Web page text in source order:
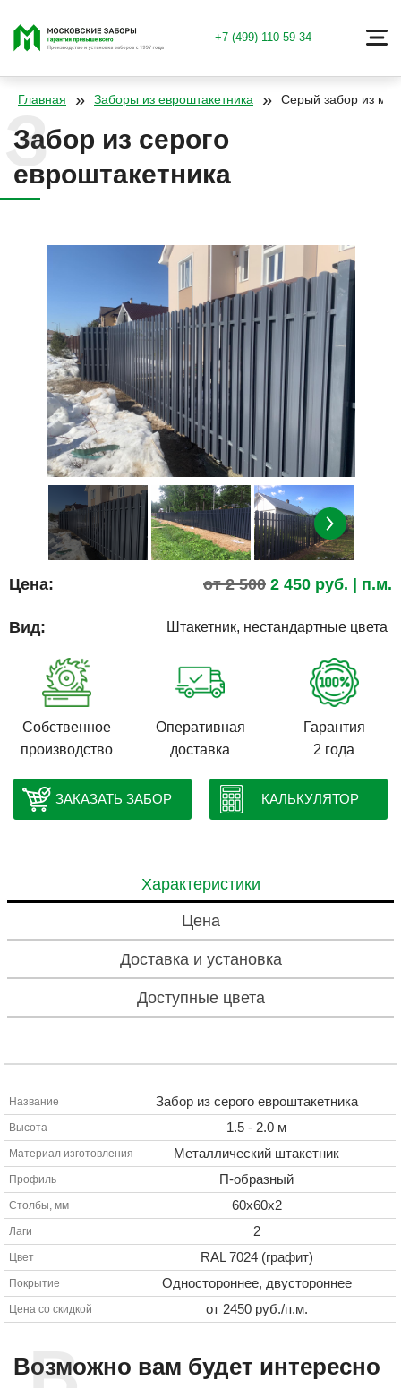
+7 (499) 110-59-34
Главная » Заборы из евроштакетника » Серый забор из
Забор из серого
евроштакетника
Цена: от 2 500 2 450 руб. | п.м.
Вид: Штакетник, нестандартные цвета
Собственное
производство
Оперативная
доставка
Гарантия
2 года
ЗАКАЗАТЬ ЗАБОР КАЛЬКУЛЯТОР
Характеристики
Цена
Доставка и установка
Доступные цвета
Название Забор из серого евроштакетника
Высота 1.5 - 2.0 м
Материал изготовления Металлический штакетник
Профиль П-образный
Столбы, мм 60х60х2
Лаги 2
Цвет RAL 7024 (графит)
Покрытие Одностороннее, двустороннее
Цена со скидкой от 2450 руб./п.м.
Возможно вам будет интересно